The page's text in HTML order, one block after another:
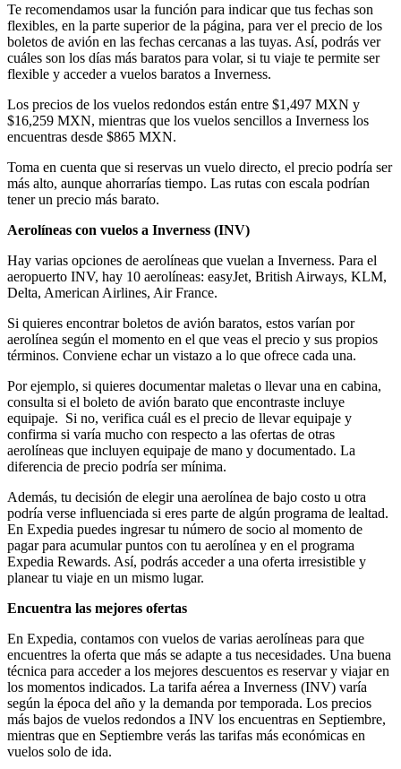
Te recomendamos usar la función para indicar que tus fechas son
flexibles, en la parte superior de la página, para ver el precio de los
boletos de avión en las fechas cercanas a las tuyas. Así, podrás ver
cuáles son los días más baratos para volar, si tu viaje te permite ser
flexible y acceder a vuelos baratos a Inverness.
Los precios de los vuelos redondos están entre $1,497 MXN y
$16,259 MXN, mientras que los vuelos sencillos a Inverness los
encuentras desde $865 MXN.
Toma en cuenta que si reservas un vuelo directo, el precio podría ser
más alto, aunque ahorrarías tiempo. Las rutas con escala podrían
tener un precio más barato.
Aerolíneas con vuelos a Inverness (INV)
Hay varias opciones de aerolíneas que vuelan a Inverness. Para el
aeropuerto INV, hay 10 aerolíneas: easyJet, British Airways, KLM,
Delta, American Airlines, Air France.
Si quieres encontrar boletos de avión baratos, estos varían por
aerolínea según el momento en el que veas el precio y sus propios
términos. Conviene echar un vistazo a lo que ofrece cada una.
Por ejemplo, si quieres documentar maletas o llevar una en cabina,
consulta si el boleto de avión barato que encontraste incluye
equipaje. Si no, verifica cuál es el precio de llevar equipaje y
confirma si varía mucho con respecto a las ofertas de otras
aerolíneas que incluyen equipaje de mano y documentado. La
diferencia de precio podría ser mínima.
Además, tu decisión de elegir una aerolínea de bajo costo u otra
podría verse influenciada si eres parte de algún programa de lealtad.
En Expedia puedes ingresar tu número de socio al momento de
pagar para acumular puntos con tu aerolínea y en el programa
Expedia Rewards. Así, podrás acceder a una oferta irresistible y
planear tu viaje en un mismo lugar.
Encuentra las mejores ofertas
En Expedia, contamos con vuelos de varias aerolíneas para que
encuentres la oferta que más se adapte a tus necesidades. Una buena
técnica para acceder a los mejores descuentos es reservar y viajar en
los momentos indicados. La tarifa aérea a Inverness (INV) varía
según la época del año y la demanda por temporada. Los precios
más bajos de vuelos redondos a INV los encuentras en Septiembre,
mientras que en Septiembre verás las tarifas más económicas en
vuelos solo de ida.